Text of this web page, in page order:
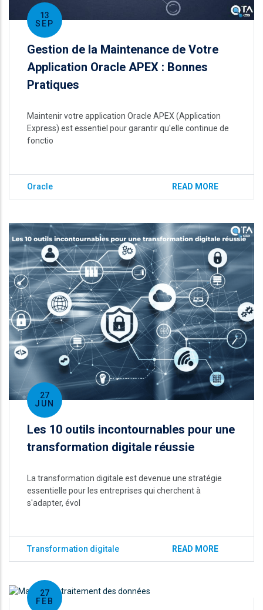
13
SEP
Gestion de la Maintenance de Votre
Application Oracle APEX : Bonnes
Pratiques
Maintenir votre application Oracle APEX (Application
Express) est essentiel pour garantir qu'elle continue de
fonctio
Oracle READ MORE
27
JUN
Les 10 outils incontournables pour une
transformation digitale réussie
La transformation digitale est devenue une stratégie
essentielle pour les entreprises qui cherchent à
s'adapter, évol
Transformation digitale READ MORE
27
FEB